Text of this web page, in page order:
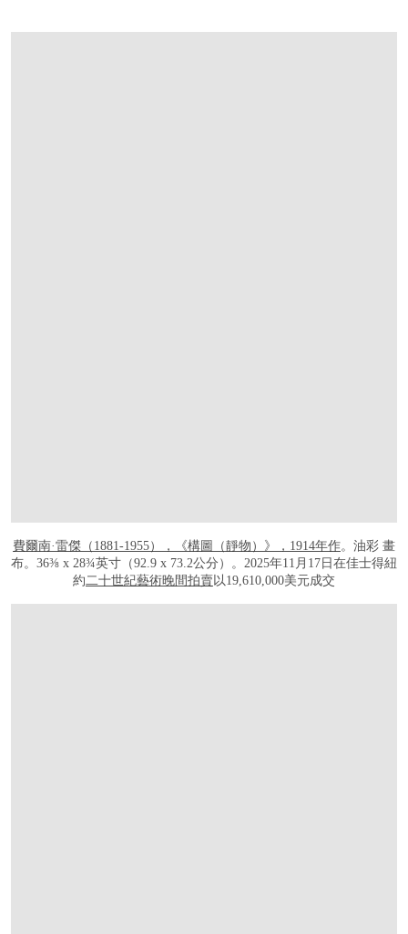
費爾南·雷傑（1881-1955），《構圖（靜物）》，1914年作。油彩 畫
布。36⅜ x 28¾英寸（92.9 x 73.2公分）。2025年11月17日在佳士得紐
約二十世紀藝術晚間拍賣 以19,610,000美元成交